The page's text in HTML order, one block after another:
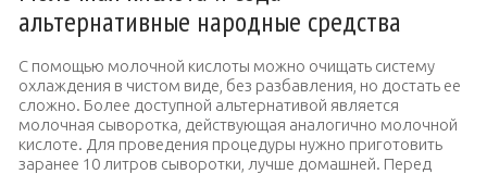
альтернативные народные средства
С помощью молочной кислоты можно очищать систему
охлаждения в чистом виде, без разбавления, но достать ее
сложно. Более доступной альтернативой является
молочная сыворотка, действующая аналогично молочной
кислоте. Для проведения процедуры нужно приготовить
заранее 10 литров сыворотки, лучше домашней. Перед